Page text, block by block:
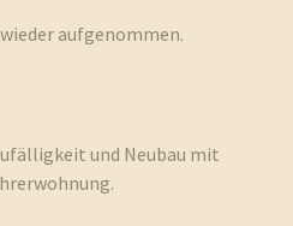
aufgenommen.
und Neubau mit